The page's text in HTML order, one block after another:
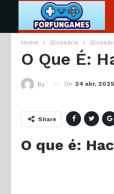
Home Glossário
O Que É:
By On 24 abr, 2025
Share
O que é: